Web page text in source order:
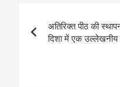
o
o
g
er
A
p
navigation
अतिरिक्त पीठ की
दिशा में एक उल्लेखनीय